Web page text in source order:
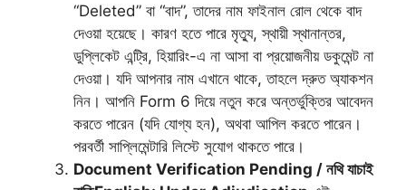
“Deleted” বা “বাদ”, তাদের নাম ফাইনাল রোল থেকে বাদ
দেওয়া হয়েছে। কারণ হতে পারে মৃত্যু, স্থায়ী স্থানান্তর,
ডুপ্লিকেট এন্ট্রি, হিয়ারিং-এ না আসা বা প্রয়োজনীয় ডকুমেন্ট না
দেওয়া। যদি আপনার নাম এখানে থাকে, তাহলে দ্রুত অ্যাকশন
নিন। আপনি Form 6 দিয়ে নতুন করে অন্তর্ভুক্তির আবেদন
করতে পারেন (যদি যোগ্য হন), অথবা আপিল করতে পারেন।
পরবর্তী সাপ্লিমেন্টারি লিস্টে সুযোগ থাকতে পারে।
Document Verification Pending / নথি যাচাই